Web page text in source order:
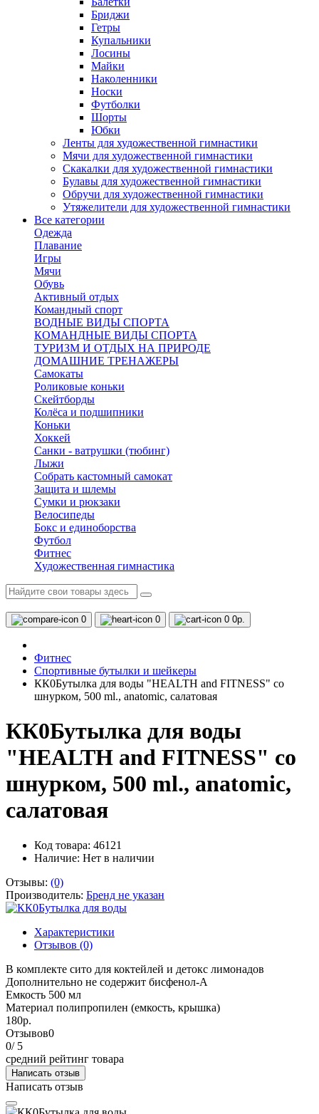
Бриджи
Гетры
Купальники
Лосины
Майки
Наколенники
Носки
Футболки
Шорты
Юбки
Ленты для художественной гимнастики
Мячи для художественной гимнастики
Скакалки для художественной гимнастики
Булавы для художественной гимнастики
Обручи для художественной гимнастики
Утяжелители для художественной гимнастики
Все категории
Одежда
Плавание
Игры
Мячи
Обувь
Активный отдых
Командный спорт
ВОДНЫЕ ВИДЫ СПОРТА
КОМАНДНЫЕ ВИДЫ СПОРТА
ТУРИЗМ И ОТДЫХ НА ПРИРОДЕ
ДОМАШНИЕ ТРЕНАЖЕРЫ
Самокаты
Роликовые коньки
Скейтборды
Колёса и подшипники
Коньки
Хоккей
Санки - ватрушки (тюбинг)
Лыжи
Собрать кастомный самокат
Защита и шлемы
Сумки и рюкзаки
Велосипеды
Бокс и единоборства
Футбол
Фитнес
Художественная гимнастика
0 0 0 0р.
Фитнес
Спортивные бутылки и шейкеры
КК0Бутылка для воды "HEALTH and FITNESS" со
шнурком, 500 ml., anatomic, салатовая
КК0Бутылка для воды
"HEALTH and FITNESS" со
шнурком, 500 ml., anatomic,
салатовая
Код товара: 46121
Наличие: Нет в наличии
Отзывы: (0)
Производитель: Бренд не указан
Характеристики
Отзывов (0)
В комплекте сито для коктейлей и детокс лимонадов
Дополнительно не содержит бисфенол-А
Емкость 500 мл
Материал полипропилен (емкость, крышка)
180р.
Отзывов0
0/ 5
средний рейтинг товара
Написать отзыв
Написать отзыв